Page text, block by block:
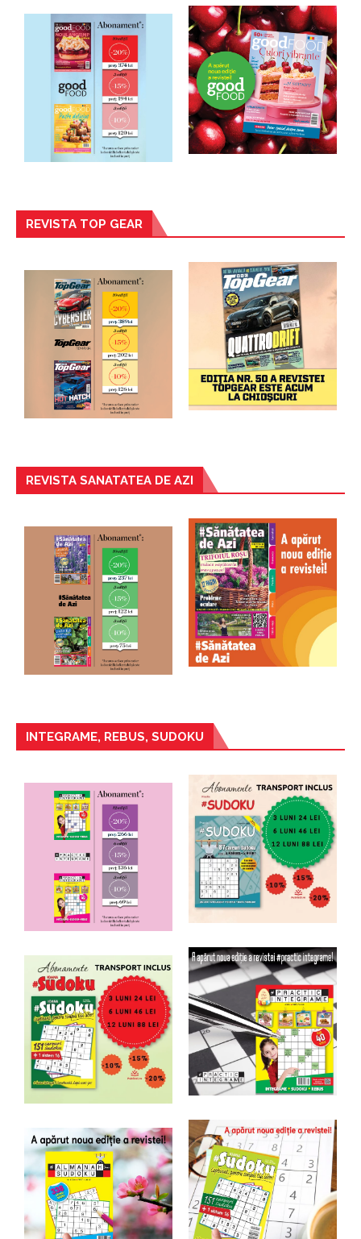
REVISTA TOP GEAR
REVISTA SANATATEA DE AZI
INTEGRAME, REBUS, SUDOKU